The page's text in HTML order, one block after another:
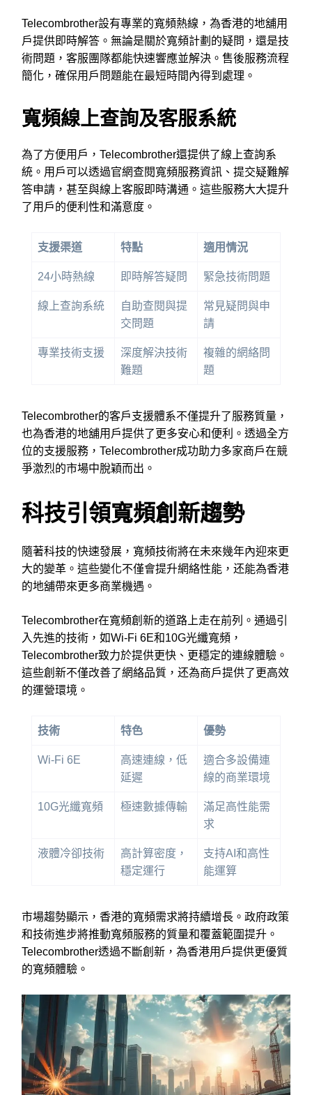
Telecombrother設有專業的寬頻熱線，為香港的地舖用
戶提供即時解答。無論是關於寬頻計劃的疑問，還是技
術問題，客服團隊都能快速響應並解決。售後服務流程
簡化，確保用戶問題能在最短時間內得到處理。
寬頻線上查詢及客服系統
為了方便用戶，Telecombrother還提供了線上查詢系
統。用戶可以透過官網查閱寬頻服務資訊、提交疑難解
答申請，甚至與線上客服即時溝通。這些服務大大提升
了用戶的便利性和滿意度。
支援渠道 特點 適用情況
24小時熱線 即時解答疑問 緊急技術問題
線上查詢系統
自助查閱與提
交問題
常見疑問與申
請
專業技術支援
深度解決技術
難題
複雜的網絡問
題
Telecombrother的客戶支援體系不僅提升了服務質量，
也為香港的地舖用戶提供了更多安心和便利。透過全方
位的支援服務，Telecombrother成功助力多家商戶在競
爭激烈的市場中脫穎而出。
科技引領寬頻創新趨勢
隨著科技的快速發展，寬頻技術將在未來幾年內迎來更
大的變革。這些變化不僅會提升網絡性能，还能為香港
的地舖帶來更多商業機遇。
Telecombrother在寬頻創新的道路上走在前列。通過引
入先進的技術，如Wi-Fi 6E和10G光纖寬頻，
Telecombrother致力於提供更快、更穩定的連線體驗。
這些創新不僅改善了網絡品質，还為商戶提供了更高效
的運營環境。
技術 特色 優勢
Wi-Fi 6E
高速連線，低
延遲
適合多設備連
線的商業環境
10G光纖寬頻 極速數據傳輸
滿足高性能需
求
液體冷卻技術
高計算密度，
穩定運行
支持AI和高性
能運算
市場趨勢顯示，香港的寬頻需求將持續增長。政府政策
和技術進步將推動寬頻服務的質量和覆蓋範圍提升。
Telecombrother透過不斷創新，為香港用戶提供更優質
的寬頻體驗。